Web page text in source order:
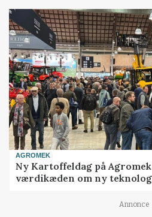
AGROMEK
Ny Kartoffeldag på Agromek
værdikæden om ny
Annonce